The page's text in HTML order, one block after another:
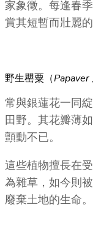
家象徵。每逢春
賞其短暫而壯麗的
野生罌粟（Papaver
常與銀蓮花一同
田野。其花瓣薄
顫動不已。
這些植物擅長在
為雜草，如今則
廢棄土地的生命。